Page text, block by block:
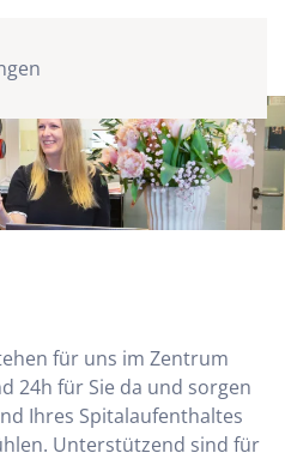
für uns im Zentrum
24h für Sie da und sorgen
Ihres Spitalaufenthaltes
Unterstützend sind für